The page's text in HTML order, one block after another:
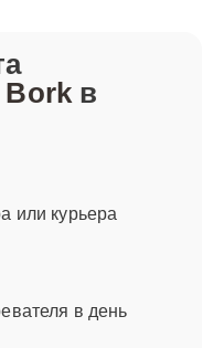
Borkв
или курьера
в день